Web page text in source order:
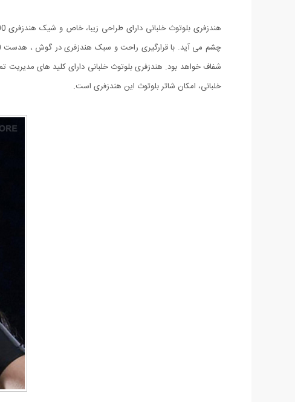
خلبانی، امکان شاتر بلوتوث این هندزفری است.